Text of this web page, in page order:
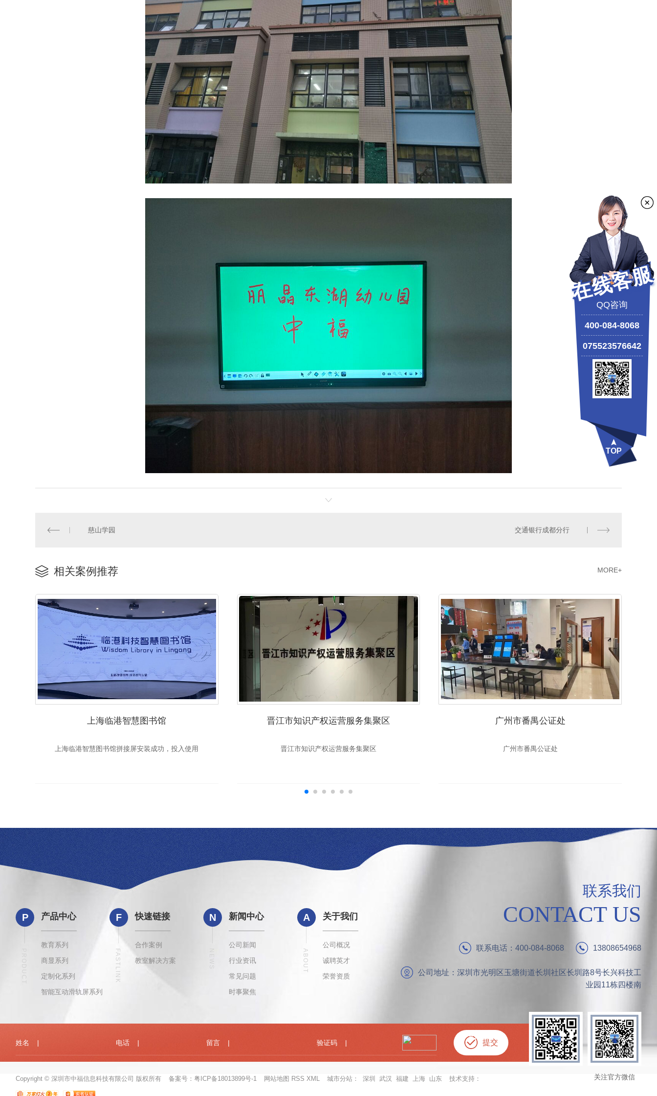
慈山学园 交通银行成都分行
相关案例推荐 MORE+
上海临港智慧图书馆
上海临港智慧图书馆拼接屏安装成功，投入使用
晋江市知识产权运营服务集聚区
晋江市知识产权运营服务集聚区
广州市番禺公证处
广州市番禺公证处
P
PRODUCT
产品中心
教育系列
商显系列
定制化系列
智能互动滑轨屏系列
F
FASTLINK
快速链接
合作案例
教室解决方案
N
NEWS
新闻中心
公司新闻
行业资讯
常见问题
时事聚焦
A
ABOUT
关于我们
公司概况
诚聘英才
荣誉资质
联系我们
CONTACT US
联系电话：400-084-8068 13808654968
公司地址：深圳市光明区玉塘街道长圳社区长圳路8号长兴科技工
业园11栋四楼南
提交
关注官方微信
Copyright © 深圳市中福信息科技有限公司 版权所有 备案号： 粤ICP备18013899号-1 网站地图 RSS XML 城市分站 ： 深圳 武汉 福建 上海 山东 技术支持：
在线客服
QQ咨询
400-084-8068
075523576642
TOP